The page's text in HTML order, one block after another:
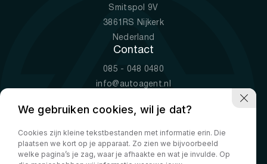
Smitspol 9V
3861RS Nijkerk
Nederland
Contact
085 - 048 0480
info@autoagent.nl
Openingstijden
Ma-Vr
09:00 - 19:00
Za
10:00 - 17:00
We gebruiken cookies, wil je dat?
Cookies zijn kleine tekstbestanden met informatie erin. Die
plaatsen we kort op je apparaat. Zo zien we bijvoorbeeld
welke pagina’s je zag, waar je afhaakte en wat je invulde. Op